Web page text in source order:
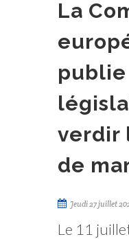
La
verdir
de
Jeudi 27 juillet
Le 11